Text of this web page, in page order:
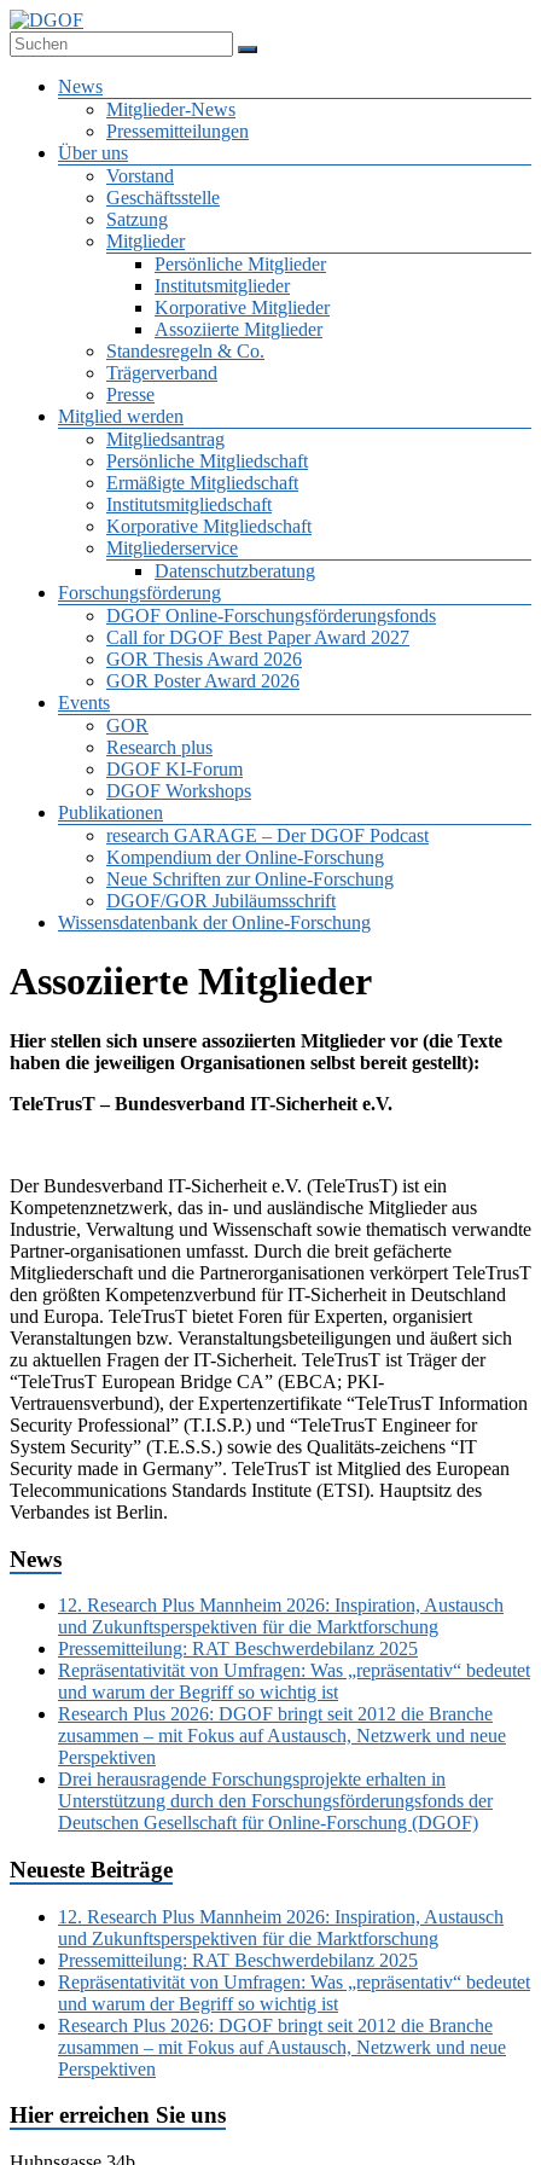
Zum
Inhalt
springen
Deutsche Gesellschaft für Online-Forschung e.V.
Menü
News
Mitglieder-News
Pressemitteilungen
Über uns
Vorstand
Geschäftsstelle
Satzung
Mitglieder
Persönliche Mitglieder
Institutsmitglieder
Korporative Mitglieder
Assoziierte Mitglieder
Standesregeln & Co.
Trägerverband
Presse
Mitglied werden
Mitgliedsantrag
Persönliche Mitgliedschaft
Ermäßigte Mitgliedschaft
Institutsmitgliedschaft
Korporative Mitgliedschaft
Mitgliederservice
Datenschutzberatung
Forschungsförderung
DGOF Online-Forschungsförderungsfonds
Call for DGOF Best Paper Award 2027
GOR Thesis Award 2026
GOR Poster Award 2026
Events
GOR
Research plus
DGOF KI-Forum
DGOF Workshops
Publikationen
research GARAGE – Der DGOF Podcast
Kompendium der Online-Forschung
Neue Schriften zur Online-Forschung
DGOF/GOR Jubiläumsschrift
Wissensdatenbank der Online-Forschung
Assoziierte Mitglieder
Hier stellen sich unsere assoziierten Mitglieder vor (die Texte
haben die jeweiligen Organisationen selbst bereit gestellt):
TeleTrusT – Bundesverband IT-Sicherheit e.V.
Der Bundesverband IT-Sicherheit e.V. (TeleTrusT) ist ein
Kompetenznetzwerk, das in- und ausländische Mitglieder aus
Industrie, Verwaltung und Wissenschaft sowie thematisch verwandte
Partner-organisationen umfasst. Durch die breit gefächerte
Mitgliederschaft und die Partnerorganisationen verkörpert TeleTrusT
den größten Kompetenzverbund für IT-Sicherheit in Deutschland
und Europa. TeleTrusT bietet Foren für Experten, organisiert
Veranstaltungen bzw. Veranstaltungsbeteiligungen und äußert sich
zu aktuellen Fragen der IT-Sicherheit. TeleTrusT ist Träger der
“TeleTrusT European Bridge CA” (EBCA; PKI-
Vertrauensverbund), der Expertenzertifikate “TeleTrusT Information
Security Professional” (T.I.S.P.) und “TeleTrusT Engineer for
System Security” (T.E.S.S.) sowie des Qualitäts-zeichens “IT
Security made in Germany”. TeleTrusT ist Mitglied des European
Telecommunications Standards Institute (ETSI). Hauptsitz des
Verbandes ist Berlin.
News
12. Research Plus Mannheim 2026: Inspiration, Austausch
und Zukunftsperspektiven für die Marktforschung
Pressemitteilung: RAT Beschwerdebilanz 2025
Repräsentativität von Umfragen: Was „repräsentativ“ bedeutet
und warum der Begriff so wichtig ist
Research Plus 2026: DGOF bringt seit 2012 die Branche
zusammen – mit Fokus auf Austausch, Netzwerk und neue
Perspektiven
Drei herausragende Forschungsprojekte erhalten in
Unterstützung durch den Forschungsförderungsfonds der
Deutschen Gesellschaft für Online-Forschung (DGOF)
Neueste Beiträge
12. Research Plus Mannheim 2026: Inspiration, Austausch
und Zukunftsperspektiven für die Marktforschung
Pressemitteilung: RAT Beschwerdebilanz 2025
Repräsentativität von Umfragen: Was „repräsentativ“ bedeutet
und warum der Begriff so wichtig ist
Research Plus 2026: DGOF bringt seit 2012 die Branche
zusammen – mit Fokus auf Austausch, Netzwerk und neue
Perspektiven
Hier erreichen Sie uns